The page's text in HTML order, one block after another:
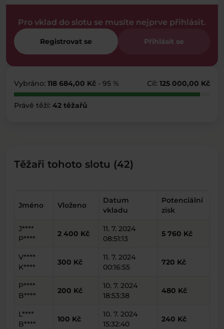
Pro vklad do slotu se musíte nejprve přihlásit.
Registrovat se Přihlásit se
Vybráno: 118 684,00 Kč - 95 % Cíl: 125 000,00 Kč
Právě těží: 42 těžařů
Těžaři tohoto slotu (42)
Jméno Vloženo
Datum
vkladu
Potenciální
zisk
J****
P****
2 400 Kč
11. 7. 2024
08:51:13
5 760 Kč
V****
K****
300 Kč
11. 7. 2024
00:16:55
720 Kč
P****
B****
200 Kč
10. 7. 2024
18:53:38
480 Kč
L****
B****
100 Kč
10. 7. 2024
15:32:40
240 Kč